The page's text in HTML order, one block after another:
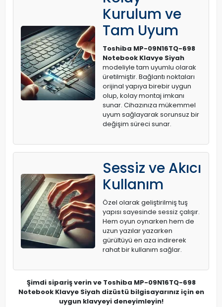
Kurulum ve
Tam Uyum
Toshiba MP-09N16TQ-698
Notebook Klavye Siyah
modeliyle tam uyumlu olarak
üretilmiştir. Bağlantı noktaları
orijinal yapıya birebir uygun
olup, kolay montaj imkanı
sunar. Cihazınıza mükemmel
uyum sağlayarak sorunsuz bir
değişim süreci sunar.
Sessiz ve Akıcı
Kullanım
Özel olarak geliştirilmiş tuş
yapısı sayesinde sessiz çalışır.
Hem oyun oynarken hem de
uzun yazılar yazarken
gürültüyü en aza indirerek
rahat bir kullanım sağlar.
Şimdi sipariş verin ve Toshiba MP-09N16TQ-698
Notebook Klavye Siyah dizüstü bilgisayarınız için en
uygun klavyeyi deneyimleyin!